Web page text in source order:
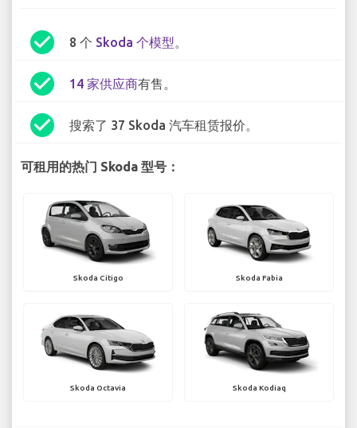
check_circle 8 个 Skoda 个模型。
check_circle 14 家供应商有售。
check_circle 搜索了 37 Skoda 汽车租赁报价。
可租用的热门 Skoda 型号：
Skoda Citigo Skoda Fabia
Skoda Octavia Skoda Kodiaq